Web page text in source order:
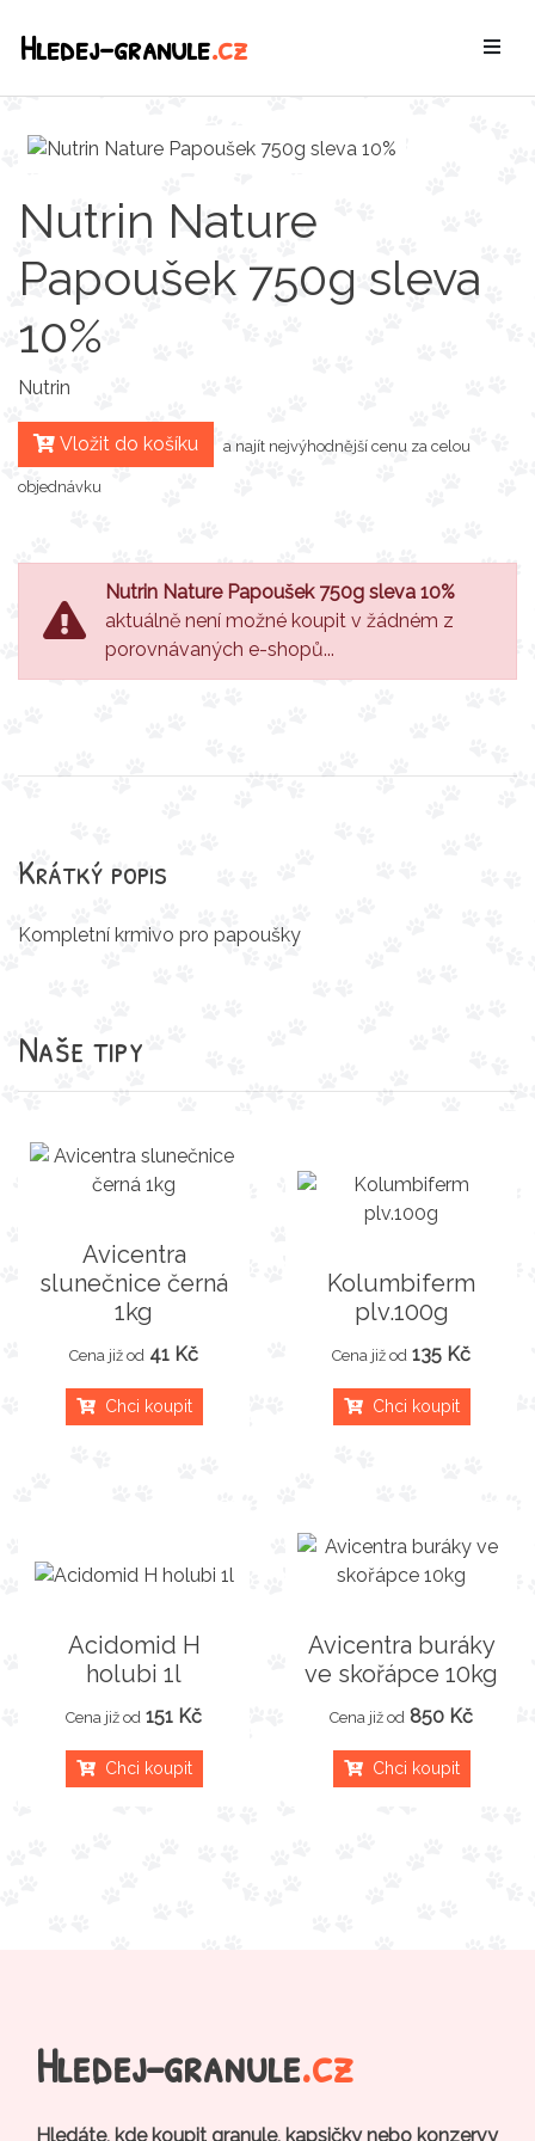
Hledej-granule.cz
Nutrin Nature
Papoušek 750g sleva
10%
Nutrin
Vložit do košíku a najít nejvýhodnější cenu za celou
objednávku
Nutrin Nature Papoušek 750g sleva 10%
aktuálně není možné koupit v žádném z
porovnávaných e-shopů...
Krátký popis
Kompletní krmivo pro papoušky
Naše tipy
Avicentra
slunečnice černá
1kg
Cena již od 41 Kč
Chci koupit
Kolumbiferm
plv.100g
Cena již od 135 Kč
Chci koupit
Acidomid H
holubi 1l
Cena již od 151 Kč
Chci koupit
Avicentra buráky
ve skořápce 10kg
Cena již od 850 Kč
Chci koupit
Hledej-granule.cz
Hledáte, kde koupit granule, kapsičky nebo konzervy